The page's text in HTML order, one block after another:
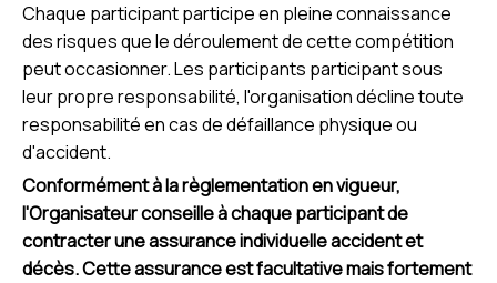
Chaque participant participe en pleine connaissance
des risques que le déroulement de cette compétition
peut occasionner. Les participants participant sous
leur propre responsabilité, l'organisation décline toute
responsabilité en cas de défaillance physique ou
d'accident.
Conformément à la règlementation en vigueur,
l'Organisateur conseille à chaqueparticipant de
contracter une assurance individuelle accident et
décès. Cette assurance est facultative mais fortement